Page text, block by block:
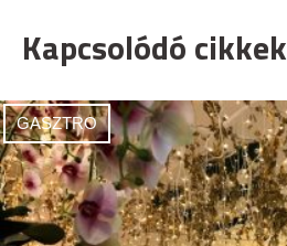
Kapcsolódó cikkek
GASZTRO